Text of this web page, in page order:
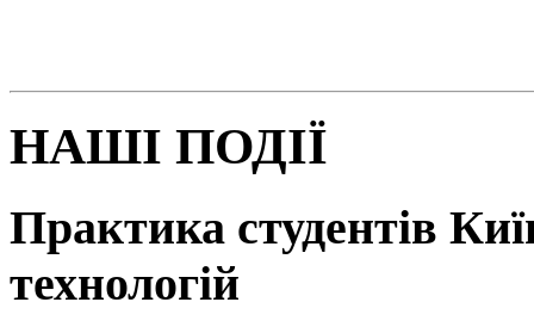
НАШІ ПОДІЇ
Практика студентів
технологій